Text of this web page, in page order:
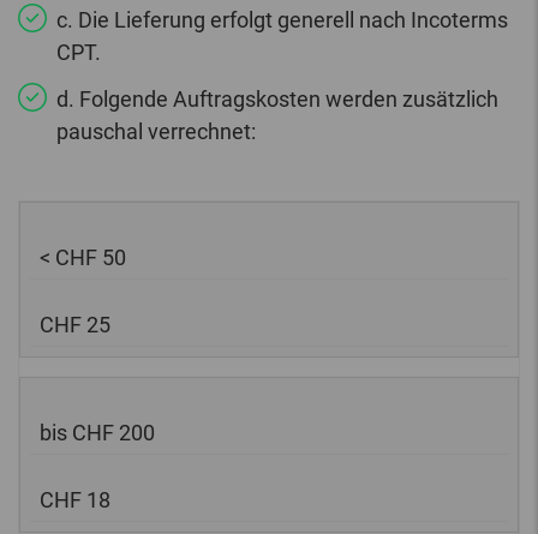
c. Die Lieferung erfolgt generell nach Incoterms
CPT.
d. Folgende Auftragskosten werden zusätzlich
pauschal verrechnet:
< CHF 50
CHF 25
bis CHF 200
CHF 18